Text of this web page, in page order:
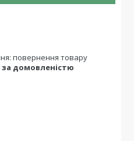
повернення товару
за домовленістю